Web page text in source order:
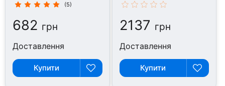
(5)
682 грн
Доставлення
Купити
2137 грн
Доставлення
Купити